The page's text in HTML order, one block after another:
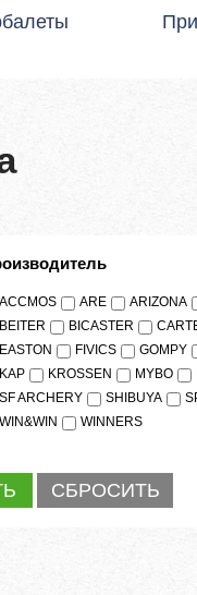
ACCMOS ARE ARIZONA
BEITER
BICASTER
EASTON
FIVICS GOMPY
KAP
KROSSEN MYBO
SF ARCHERY
SHIBUYA
WIN&WIN
WINNERS